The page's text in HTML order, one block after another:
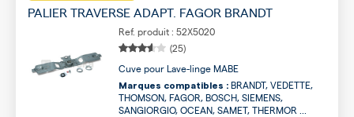
PALIER TRAVERSE ADAPT. FAGOR BRANDT
Ref. produit : 52X5020
(25)
Cuve pour Lave-linge MABE
Marques compatibles : BRANDT, VEDETTE,
THOMSON, FAGOR, BOSCH, SIEMENS,
SANGIORGIO, OCEAN, SAMET, THERMOR ...